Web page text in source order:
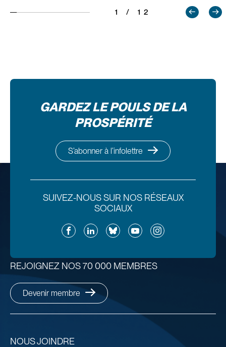
1 / 12
GARDEZ LE POULS DE LA
PROSPÉRITÉ
S’abonner à l’infolettre
SUIVEZ-NOUS SUR NOS RÉSEAUX
SOCIAUX
FacebookLinkedInBlueskyYouTubeInstagram
NOUS JOINDRE
REJOIGNEZ NOS 70 000 MEMBRES
Devenir membre